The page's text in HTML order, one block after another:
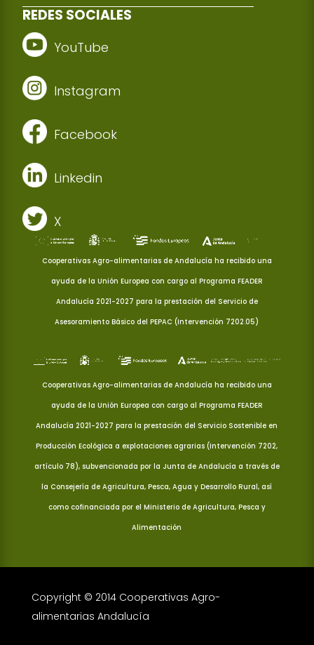
REDES SOCIALES
YouTube
Instagram
Facebook
Linkedin
X
Cooperativas Agro-alimentarias de Andalucía ha recibido una
ayuda de la Unión Europea con cargo al Programa FEADER
Andalucía 2021-2027 para la prestación del Servicio de
Asesoramiento Básico del PEPAC (Intervención 7202.05)
Cooperativas Agro-alimentarias de Andalucía ha recibido una
ayuda de la Unión Europea con cargo al Programa FEADER
Andalucía 2021-2027 para la prestación del Servicio Sostenible en
Producción Ecológica a explotaciones agrarias (Intervención 7202,
artículo 78), subvencionada por la Junta de Andalucía a través de
la Consejería de Agricultura, Pesca, Agua y Desarrollo Rural, así
como cofinanciada por el Ministerio de Agricultura, Pesca y
Alimentación
Copyright © 2014 Cooperativas Agro-
alimentarias Andalucía